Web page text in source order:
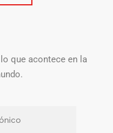
que acontece en la